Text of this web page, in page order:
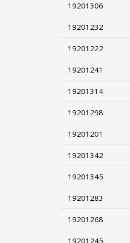
19201306
19201232
19201222
19201241
19201314
19201298
19201201
19201342
19201345
19201283
19201268
19201245